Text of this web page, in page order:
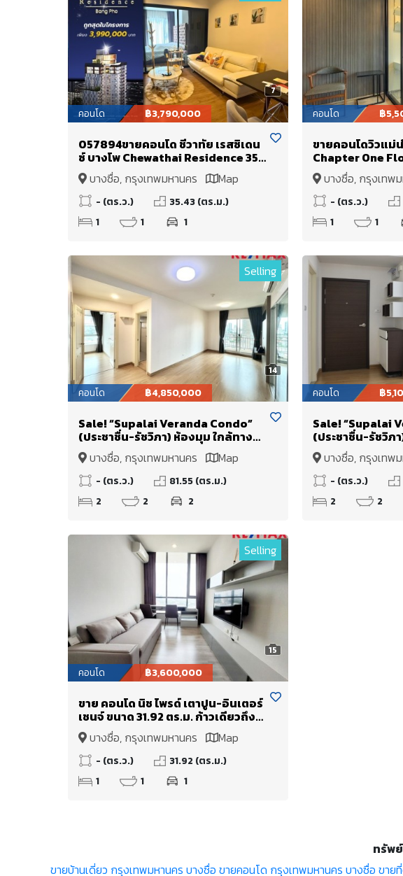
7
คอนโด ฿3,790,000
057894ขายคอนโด ชีวาทัย เรสซิเดน
ซ์ บางโพ Chewathai Residence 35
ตรม ห้องมุม วิวสวย ถูกสุดในโครงการ
บางซื่อ, กรุงเทพมหานคร Map
- (ตร.ว.)
35.43 (ตร.ม.)
1
1 1
คอนโด ฿
ขายคอนโดวิวแม่น้
Chapter One
ถ.ประชาราษฎร์สา
MRTบางโพ และ
บางซื่อ, กรุงเท
- (ตร.ว.)
1
1
14
Selling
คอนโด ฿4,850,000
Sale! “Supalai Veranda Condo”
(ประชาชื่น-รัชวิภา) ห้องมุม ใกล้ทาง
ด่วนมากๆ เข้า/ออกเมืองสะดวก
บางซื่อ, กรุงเทพมหานคร Map
- (ตร.ว.)
81.55 (ตร.ม.)
2
2 2
คอนโด ฿
Sale! “Supalai
(ประชาชื่น-รัชวิภ
เมืองสะดวก ใกล้
บางซื่อ, กรุงเท
- (ตร.ว.)
2
2
15
Selling
คอนโด ฿3,600,000
ขาย คอนโด นิช ไพรด์ เตาปูน-อินเตอร์
เชนจ์ ขนาด 31.92 ตร.ม. ก้าวเดียวถึง
รถไฟฟ้า MRT-เตาปูน
บางซื่อ, กรุงเทพมหานคร Map
- (ตร.ว.)
31.92 (ตร.ม.)
1
1 1
ทรัพ
ขายบ้านเดี่ยว กรุงเทพมหานคร บางซื่อ ขายคอนโด กรุงเทพมหานคร บางซื่อ ขาย